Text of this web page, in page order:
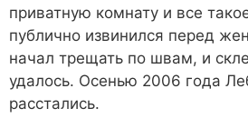
приватную комнату и все
публично извинился перед
начал трещать по швам, и
удалось. Осенью 2006 года
расстались.